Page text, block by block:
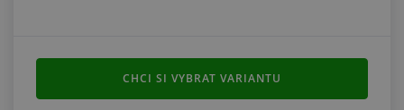
CHCI SI VYBRAT VARIANTU